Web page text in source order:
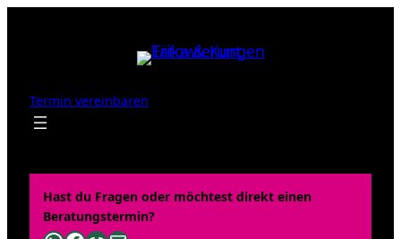
Termin vereinbaren
Hast du Fragen oder möchtest direkt einen
Beratungstermin?